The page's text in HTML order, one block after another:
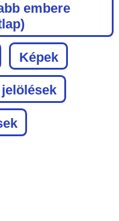
embere
Képek